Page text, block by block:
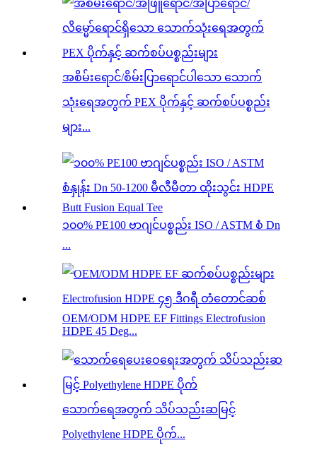
အစိမ်းရောင်/စိမ်းပြာရောင်ပါသော သောက်
သုံးရေအတွက် PEX ပိုက်နှင့် ဆက်စပ်ပစ္စည်း
များ...
၁၀၀% PE100 ဗာဂျင်ပစ္စည်း ISO / ASTM စံ Dn
...
OEM/ODM HDPE EF Fittings Electrofusion
HDPE 45 Deg...
သောက်ရေအတွက် သိပ်သည်းဆမြင့်
Polyethylene HDPE ပိုက်...